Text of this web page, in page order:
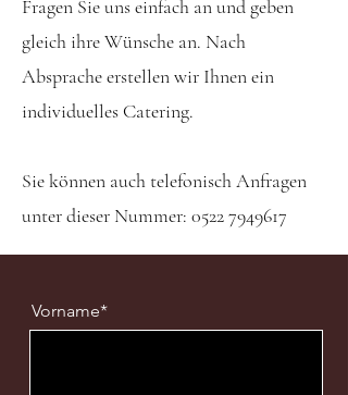
Fragen Sie uns einfach an und geben
gleich ihre Wünsche an. Nach
Absprache erstellen wir Ihnen ein
individuelles Catering.
Sie können auch telefonisch Anfragen
unter dieser Nummer: 0522 7949617
Vorname*